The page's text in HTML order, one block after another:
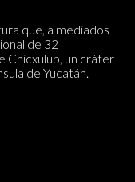
que, a mediados
de 32
Chicxulub, un cráter
de Yucatán.